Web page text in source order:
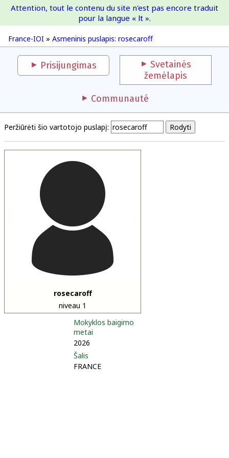
France-IOI
France-IOI » Asmeninis puslapis: rosecaroff
Attention, tout le contenu du site n'est pas encore traduit
pour la langue « lt ».
Prisijungimas
Svetainės
žemėlapis
Communauté
Peržiūrėti šio vartotojo puslapį:
rosecaroff
niveau 1
Mokyklos baigimo
metai
2026
Šalis
FRANCE